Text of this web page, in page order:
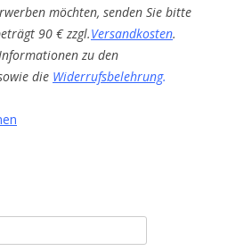
möchten, senden Sie bitte
90 € zzgl.Versandkosten.
zu den
die Widerrufsbelehrung.